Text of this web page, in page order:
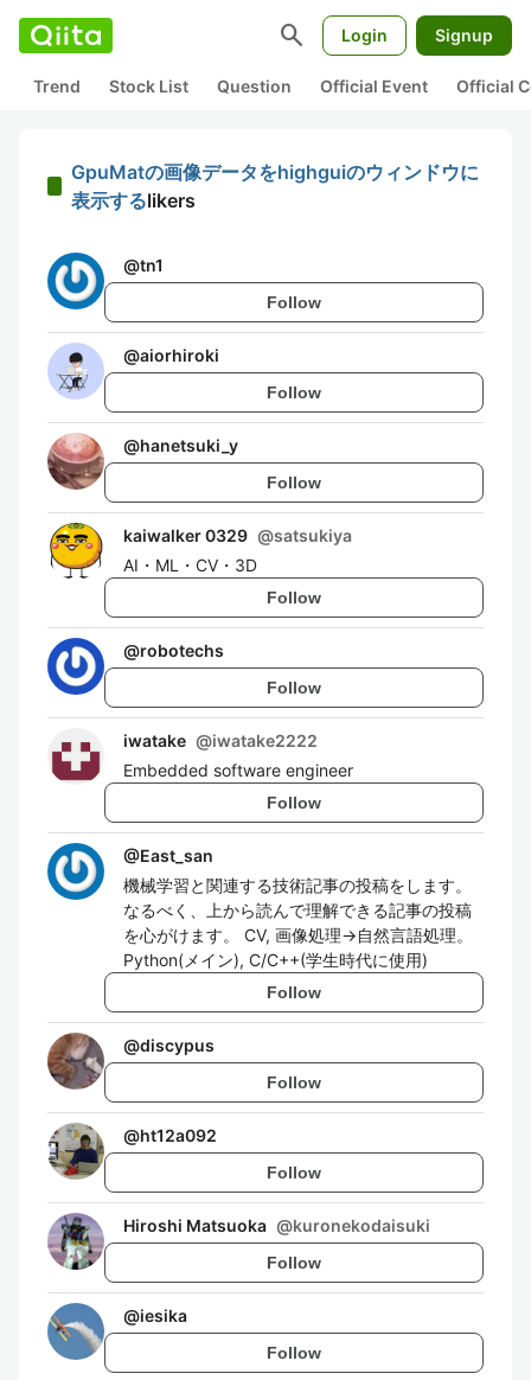
search Login Signup
Trend Stock List Question Official Event Official
GpuMatの画像データをhighguiのウィンドウに
表示するlikers
@tn1
Follow
@aiorhiroki
Follow
@hanetsuki_y
Follow
kaiwalker 0329 @satsukiya
AI・ML・CV・3D
Follow
@robotechs
Follow
iwatake @iwatake2222
Embedded software engineer
Follow
@East_san
機械学習と関連する技術記事の投稿をします。
なるべく、上から読んで理解できる記事の投稿
を心がけます。 CV, 画像処理→自然言語処理。
Python(メイン), C/C++(学生時代に使用)
Follow
@discypus
Follow
@ht12a092
Follow
Hiroshi Matsuoka @kuronekodaisuki
Follow
@iesika
Follow